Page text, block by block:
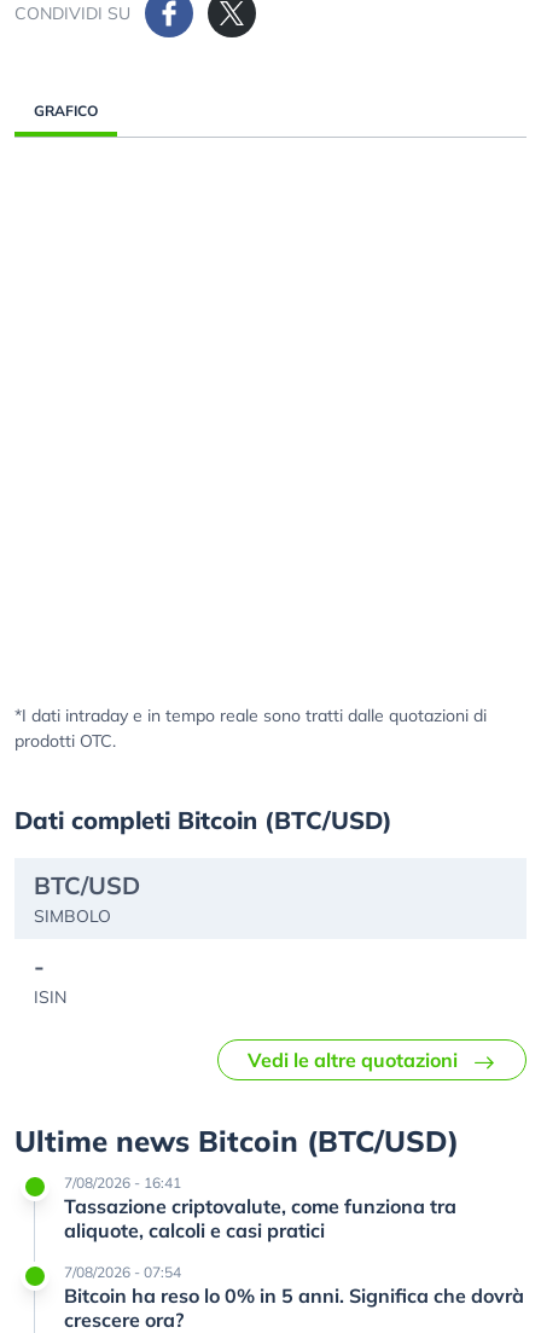
CONDIVIDI SU
GRAFICO
*I dati intraday e in tempo reale sono tratti dalle quotazioni di
prodotti OTC.
Dati completi Bitcoin (BTC/USD)
BTC/USD
SIMBOLO
-
ISIN
Vedi le altre quotazioni
Ultime news Bitcoin (BTC/USD)
7/08/2026 - 16:41
Tassazione criptovalute, come funziona tra
aliquote, calcoli e casi pratici
7/08/2026 - 07:54
Bitcoin ha reso lo 0% in 5 anni. Significa che dovrà
crescere ora?